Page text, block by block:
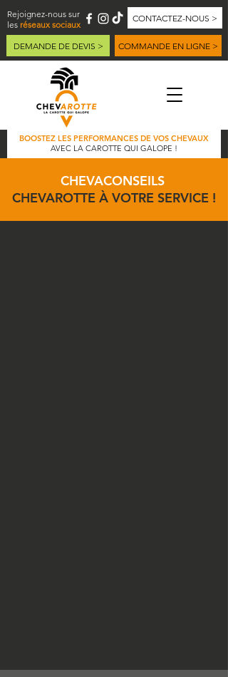
Rejoignez-nous sur
les réseaux sociaux
CONTACTEZ-NOUS >
DEMANDE DE DEVIS > COMMANDE EN LIGNE >
BOOSTEZ LES PERFORMANCES DE VOS CHEVAUX
AVEC LA CAROTTE QUI GALOPE !
CHEVACONSEILS
CHEVAROTTE À VOTRE SERVICE !